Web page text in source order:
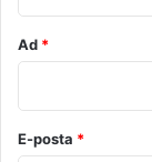
Ad *
E-posta *